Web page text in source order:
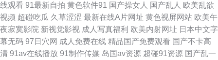
蕉伊人殴美 91视频免费观看 日韩列表中文 精东肏屄 白丝后入 51自拍视频
內射久久视频官网 黑森林福利导航 91草草激情网 丁香五月最新地址 色悠悠
线观看 91最新自拍 黄色软件91 国产操女人 国产乱人 欧美乱欲
视频 超碰吃瓜 久草涩涩 最新在线A片网址 黄色视屏网站 欧美午
夜寂寞影院 新视觉影视 成人写真福利 欧美内射网址 日本中文字
幕无码 97日穴网 成人免费在线 精品国产免费观看 国产不卡高
清 91av在线播放 91制作传媒 岛国av资源 超碰91资源 国产乱一